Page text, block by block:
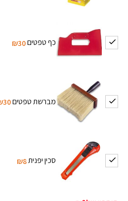
כף טפטים₪30
מברשת טפטים
סכין יפנית₪8